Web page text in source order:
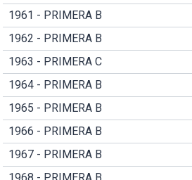
1961 - PRIMERA B
1962 - PRIMERA B
1963 - PRIMERA C
1964 - PRIMERA B
1965 - PRIMERA B
1966 - PRIMERA B
1967 - PRIMERA B